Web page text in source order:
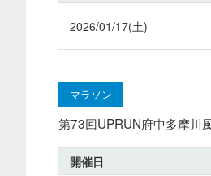
2026/01/17(土)
マラソン
第73回UPRUN府中多摩川
開催日